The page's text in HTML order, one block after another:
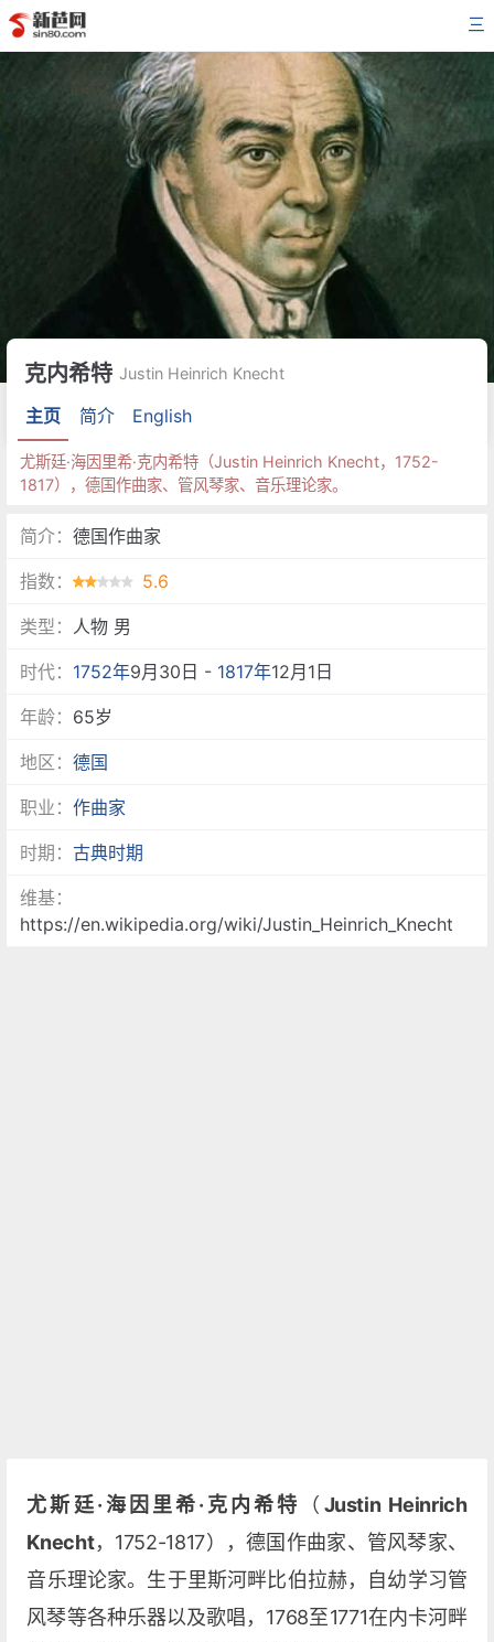
三
克内希特 Justin Heinrich Knecht
主页 简介 English
尤斯廷·海因里希·克内希特（Justin Heinrich Knecht，1752-
1817），德国作曲家、管风琴家、音乐理论家。
简介：德国作曲家
指数： 5.6
类型： 人物 男
时代： 1752年9月30日 - 1817年12月1日
年龄： 65岁
地区：德国
职业：作曲家
时期：古典时期
维基：
https://en.wikipedia.org/wiki/Justin_Heinrich_Knecht
尤斯廷·海因里希·克内希特 （ Justin Heinrich
Knecht，1752-1817），德国作曲家、管风琴家、
音乐理论家。生于里斯河畔比伯拉赫，自幼学习管
风琴等各种乐器以及歌唱，1768至1771在内卡河畔